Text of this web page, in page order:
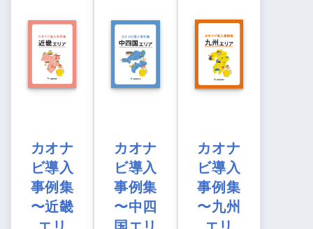
カオナ
ビ導入
事例集
〜近畿
カオナ
ビ導入
事例集
〜中四
カオナ
ビ導入
事例集
〜九州